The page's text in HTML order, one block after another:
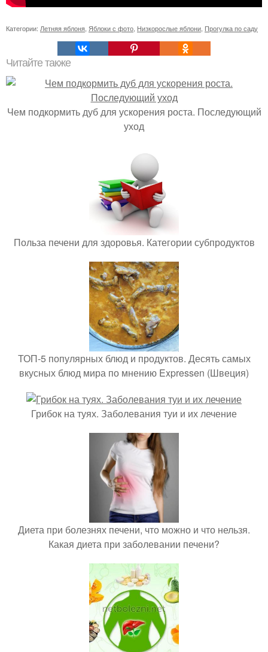
Категории: Летняя яблоня Яблоки с фото Низкорослые яблони Прогулка по саду
Читайте также
Чем подкормить дуб для ускорения роста. Последующий
уход
Польза печени для здоровья. Категории субпродуктов
ТОП-5 популярных блюд и продуктов. Десять самых
вкусных блюд мира по мнению Expressen (Швеция)
Грибок на туях. Заболевания туи и их лечение
Диета при болезнях печени, что можно и что нельзя.
Какая диета при заболевании печени?